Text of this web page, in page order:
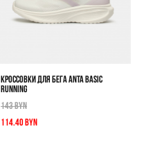
КРОССОВКИ ДЛЯ БЕГА ANTA BASIC
RUNNING
143 BYN
114.40 BYN